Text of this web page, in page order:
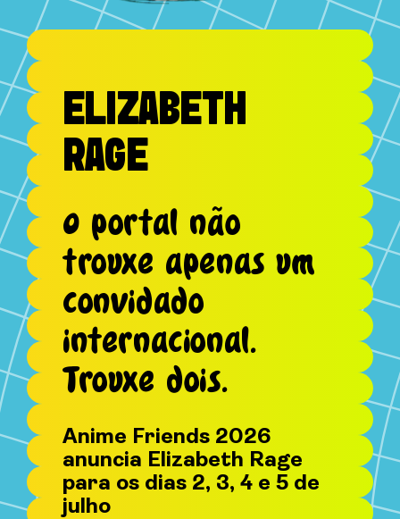
ELIZABETH
RAGE
O portal não
trouxe apenas um
convidado
internacional.
Trouxe dois.
Anime Friends 2026
anuncia Elizabeth Rage
para os dias 2, 3, 4 e 5 de
julho